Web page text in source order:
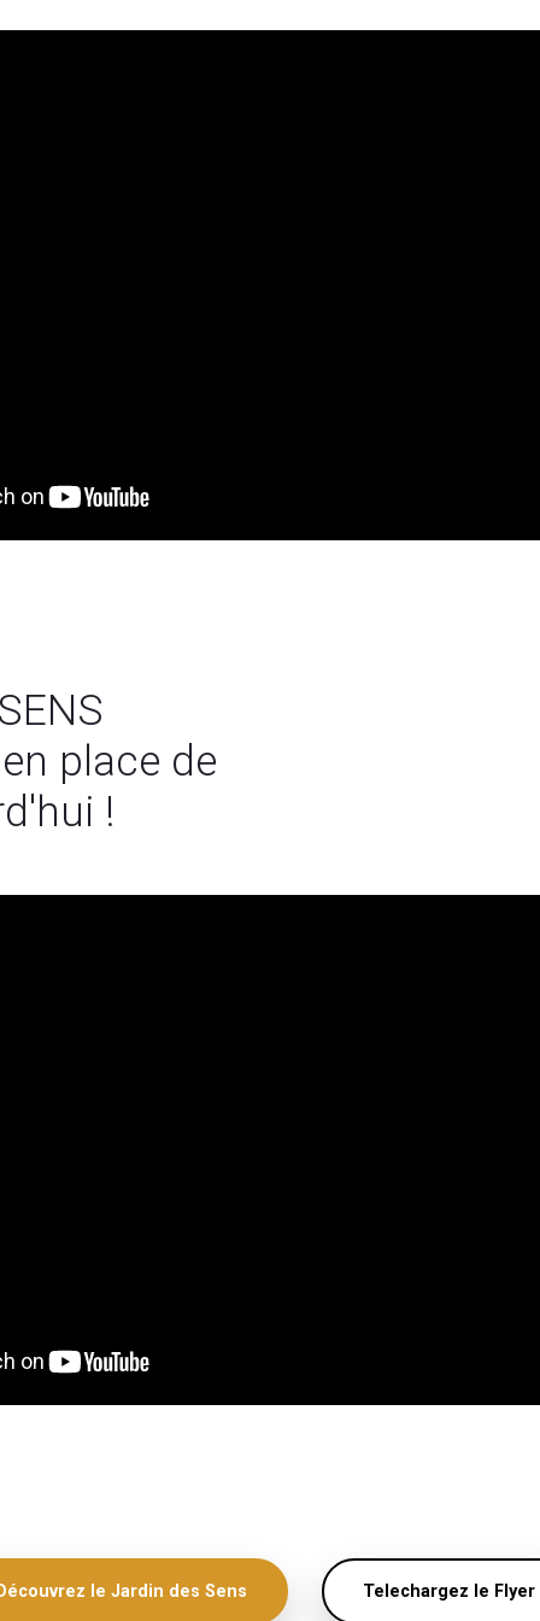
place de
!
le Jardin des Sens Telechargez le Flyer